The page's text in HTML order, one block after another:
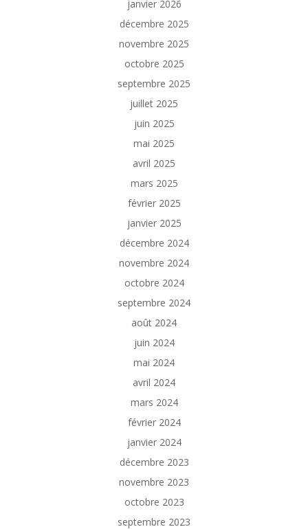
janvier 2026
décembre 2025
novembre 2025
octobre 2025
septembre 2025
juillet 2025
juin 2025
mai 2025
avril 2025
mars 2025
février 2025
janvier 2025
décembre 2024
novembre 2024
octobre 2024
septembre 2024
août 2024
juin 2024
mai 2024
avril 2024
mars 2024
février 2024
janvier 2024
décembre 2023
novembre 2023
octobre 2023
septembre 2023